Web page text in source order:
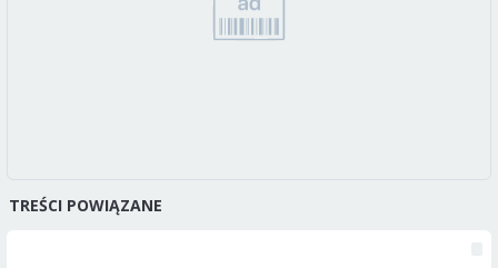
TREŚCI POWIĄZANE